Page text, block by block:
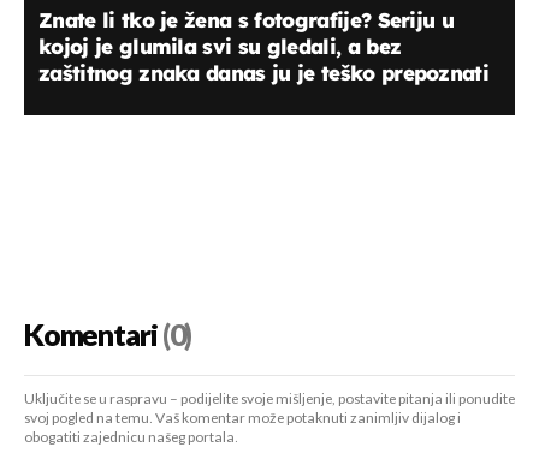
Znate li tko je žena s fotografije? Seriju u
kojoj je glumila svi su gledali, a bez
zaštitnog znaka danas ju je teško prepoznati
Komentari(0)
Uključite se u raspravu – podijelite svoje mišljenje, postavite pitanja ili ponudite
svoj pogled na temu. Vaš komentar može potaknuti zanimljiv dijalog i
obogatiti zajednicu našeg portala.